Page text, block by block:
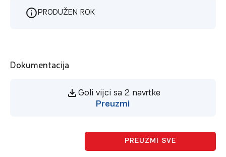
PRODUŽEN ROK
Dokumentacija
Goli vijci sa 2 navrtke
Preuzmi
PREUZMI SVE